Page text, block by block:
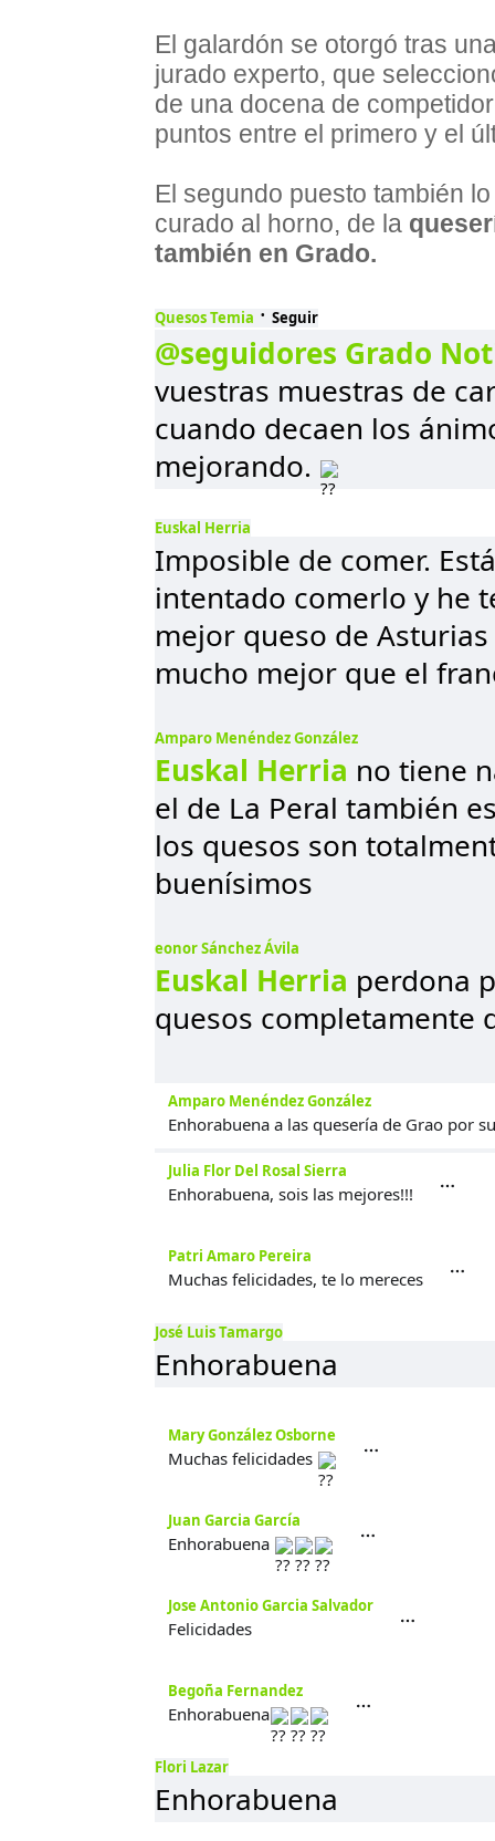
El galardón se otorgó tras
jurado experto, que
de una docena de
puntos entre el primero y el
El segundo puesto también
curado al horno, de la
también en Grado.
Quesos Temia · Seguir
@seguidores Grado
vuestras muestras de
cuando decaen los
mejorando.
Euskal Herria
Imposible de comer.
intentado comerlo y he
mejor queso de
mucho mejor que el
Amparo Menéndez González
Euskal Herria no tiene
el de La Peral también
los quesos son
buenísimos
eonor Sánchez Ávila
Euskal Herria perdona
quesos completamente
Amparo Menéndez González
Enhorabuena a las quesería de Grao por
Julia Flor Del Rosal Sierra
Enhorabuena, sois las mejores!!!
Patri Amaro Pereira
Muchas felicidades, te lo mereces
José Luis Tamargo
Enhorabuena
Mary González Osborne
Muchas felicidades
Juan Garcia García
Enhorabuena
Jose Antonio Garcia Salvador
Felicidades
Begoña Fernandez
Enhorabuena
Flori Lazar
Enhorabuena